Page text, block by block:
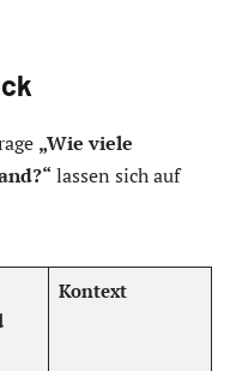
„Wie viele
lassen sich auf
Kontext